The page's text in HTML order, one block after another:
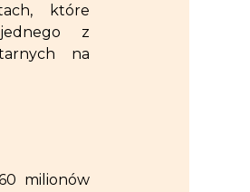
które
z
na
milionów